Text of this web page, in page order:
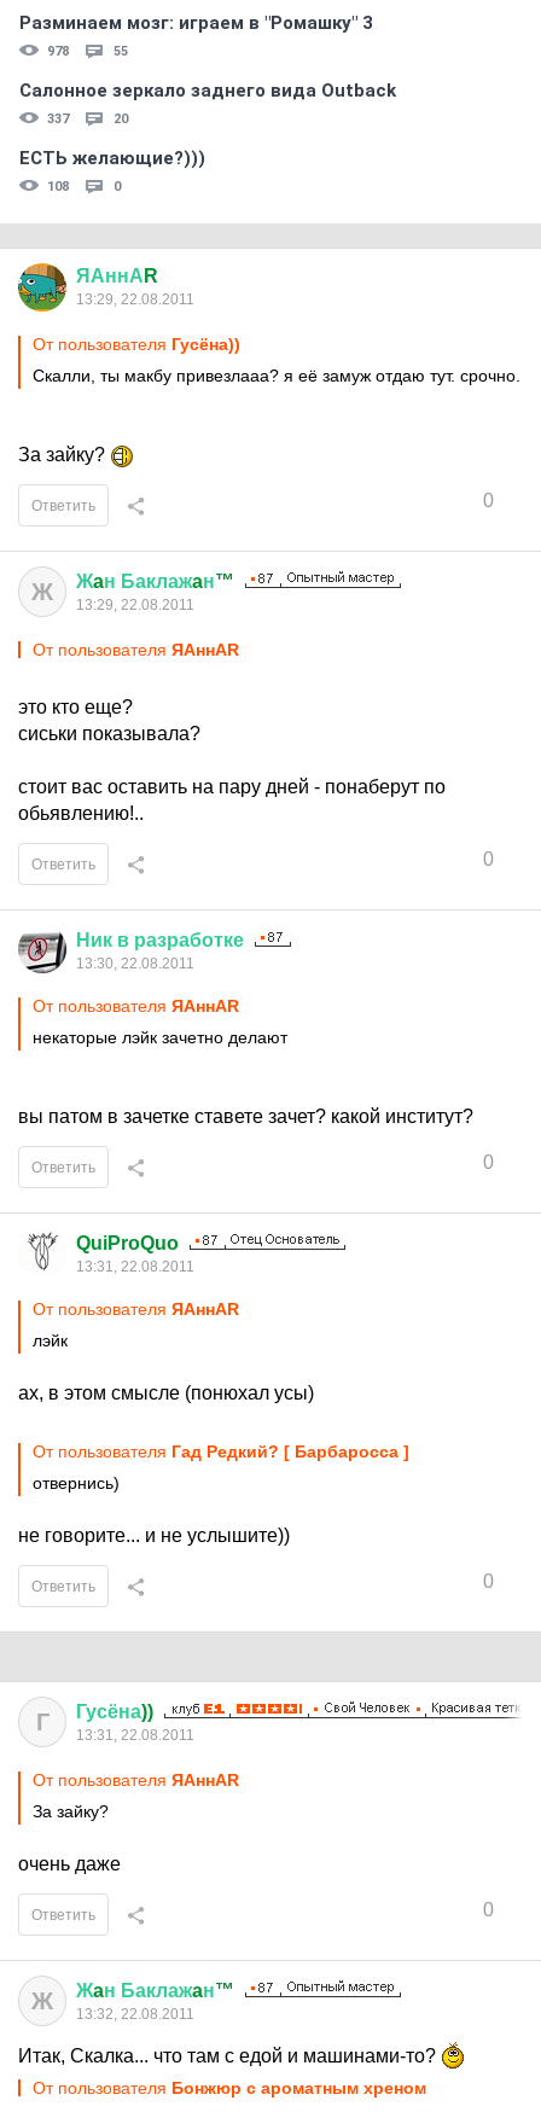
Разминаем мозг: играем в "Ромашку" 3
978 55
Салонное зеркало заднего вида Outback
337 20
ЕСТЬ желающие?)))
108 0
ЯАннА R
13:29, 22.08.2011
От пользователя Гусёна))
Скалли, ты макбу привезлааа? я её замуж отдаю тут. срочно.
За зайку?
0
Ответить
Ж Жaн Баклажaн™
13:29, 22.08.2011
От пользователя ЯАннАR
это кто еще?
сиськи показывала?
стоит вас оставить на пару дней - понаберут по
обьявлению!..
0
Ответить
Ник в разработке
13:30, 22.08.2011
От пользователя ЯАннАR
некаторые лэйк зачетно делают
вы патом в зачетке ставете зачет? какой институт?
0
Ответить
QuiProQuo
13:31, 22.08.2011
От пользователя ЯАннАR
лэйк
ах, в этом смысле (понюхал усы)
От пользователя Гaд Рeдкий? [ Бaрбарoсса ]
отвернись)
не говорите... и не услышите))
0
Ответить
Г Гусёна))
13:31, 22.08.2011
От пользователя ЯАннАR
За зайку?
очень даже
0
Ответить
Ж Жaн Баклажaн™
13:32, 22.08.2011
Итак, Скалка... что там с едой и машинами-то?
От пользователя Бонжюр с ароматным хреном